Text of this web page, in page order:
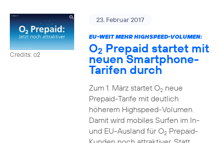
Credits: o2
23. Februar 2017
EU-WEIT MEHR HIGHSPEED-VOLUMEN:
O2 Prepaid startet mit
neuen Smartphone-
Tarifen durch
Zum 1. März startet O2neue
Prepaid-Tarife mit deutlich
höherem Highspeed-Volumen.
Damit wird mobiles Surfen im In-
und EU-Ausland für O2Prepaid-